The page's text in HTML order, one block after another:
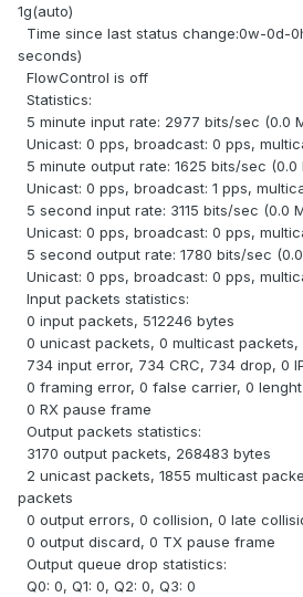
1g(auto)
Time since last status change:0w-0d-
seconds)
FlowControl is off
Statistics:
5 minute input rate: 2977 bits/sec (0.0
Unicast: 0 pps, broadcast: 0 pps,
5 minute output rate: 1625 bits/sec (0.0
Unicast: 0 pps, broadcast: 1 pps,
5 second input rate: 3115 bits/sec (0.0
Unicast: 0 pps, broadcast: 0 pps,
5 second output rate: 1780 bits/sec
Unicast: 0 pps, broadcast: 0 pps,
Input packets statistics:
0 input packets, 512246 bytes
0 unicast packets, 0 multicast
734 input error, 734 CRC, 734 drop, 0
0 framing error, 0 false carrier, 0
0 RX pause frame
Output packets statistics:
3170 output packets, 268483 bytes
2 unicast packets, 1855 multicast
packets
0 output errors, 0 collision, 0 late
0 output discard, 0 TX pause frame
Output queue drop statistics:
Q0: 0, Q1: 0, Q2: 0, Q3: 0